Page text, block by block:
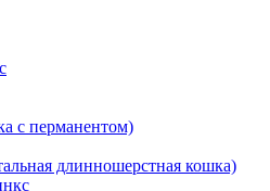
с перманентом)
длинношерстная кошка)